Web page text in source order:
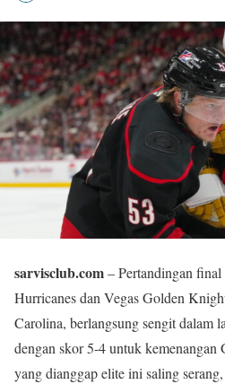
sarvisclub.com– Pertandingan
Hurricanes dan Vegas Golden
Carolina, berlangsung sengit dalam
dengan skor 5-4 untuk
yang dianggap elite ini saling